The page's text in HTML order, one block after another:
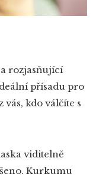
rozjasňující
přísadu pro
kdo válčíte s
viditelně
Kurkumu